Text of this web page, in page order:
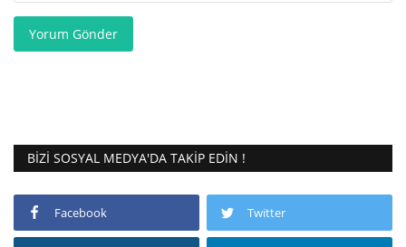
Yorum Gönder
BIZI SOSYAL MEDYA'DA TAKIP EDIN !
Facebook Twitter